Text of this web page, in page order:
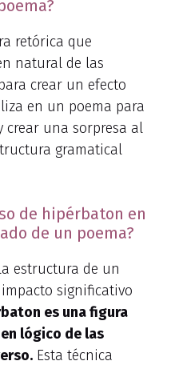
retórica que
natural de las
crear un efecto
en un poema para
una sorpresa al
gramatical
de hipérbaton en
de un poema?
estructura de un
significativo
es una figura
lógico de las
Esta técnica